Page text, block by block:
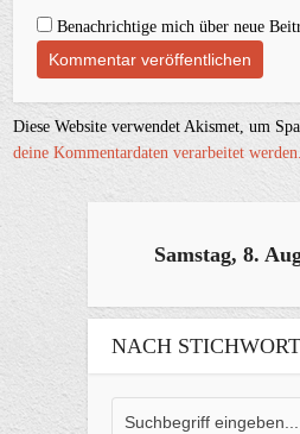
Benachrichtige mich über neue
Diese Website verwendet Akismet, um
deine Kommentardaten verarbeitet werden.
Samstag, 8.
NACH